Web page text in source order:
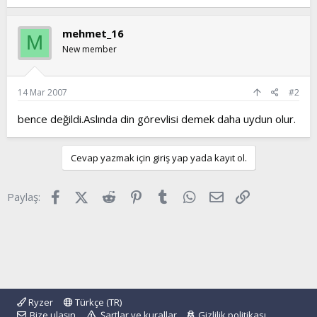
t
a
n
i
i
M mehmet_16
New member
14 Mar 2007 #2
bence değildi.Aslında din görevlisi demek daha uydun olur.
Cevap yazmak için giriş yap yada kayıt ol.
Paylaş: FacebookX (Twitter)
Reddit Pinterest
Tumblr WhatsApp
E-posta
Ryzer
Türkçe (TR)